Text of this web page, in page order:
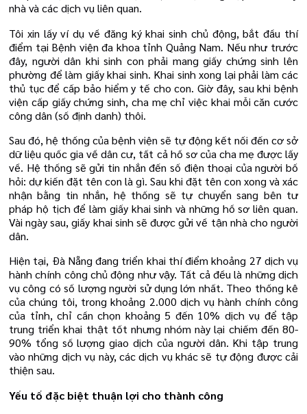
nhà và các dịch vụ liên quan.
Tôi xin lấy ví dụ về đăng ký khai sinh chủ động, bắt đầu thí
điểm tại Bệnh viện đa khoa tỉnh Quảng Nam. Nếu như trước
đây, người dân khi sinh con phải mang giấy chứng sinh lên
phường để làm giấy khai sinh. Khai sinh xong lại phải làm các
thủ tục để cấp bảo hiểm y tế cho con. Giờ đây, sau khi bệnh
viện cấp giấy chứng sinh, cha mẹ chỉ việc khai mỗi căn cước
công dân (số định danh) thôi.
Sau đó, hệ thống của bệnh viện sẽ tự động kết nối đến cơ sở
dữ liệu quốc gia về dân cư, tất cả hồ sơ của cha mẹ được lấy
về. Hệ thống sẽ gửi tin nhắn đến số điện thoại của người bố
hỏi: dự kiến đặt tên con là gì. Sau khi đặt tên con xong và xác
nhận bằng tin nhắn, hệ thống sẽ tự chuyển sang bên tư
pháp hộ tịch để làm giấy khai sinh và những hồ sơ liên quan.
Vài ngày sau, giấy khai sinh sẽ được gửi về tận nhà cho người
dân.
Hiện tại, Đà Nẵng đang triển khai thí điểm khoảng 27 dịch vụ
hành chính công chủ động như vậy. Tất cả đều là những dịch
vụ công có số lượng người sử dụng lớn nhất. Theo thống kê
của chúng tôi, trong khoảng 2.000 dịch vụ hành chính công
của tỉnh, chỉ cần chọn khoảng 5 đến 10% dịch vụ để tập
trung triển khai thật tốt nhưng nhóm này lại chiếm đến 80-
90% tổng số lượng giao dịch của người dân. Khi tập trung
vào những dịch vụ này, các dịch vụ khác sẽ tự động được cải
thiện sau.
Yếu tố đặc biệt thuận lợi cho thành công